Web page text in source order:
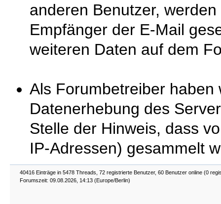
anderen Benutzer,
Empfänger der E-Mail
weiteren Daten auf dem
Als Forumbetreiber
Datenerhebung des
Stelle der Hinweis, dass
IP-Adressen) gesammelt
40416 Einträge in 5478 Threads, 72 registrierte Benutzer, 60 Benutzer online (0
Forumszeit: 09.08.2026, 14:13 (Europe/Berlin)